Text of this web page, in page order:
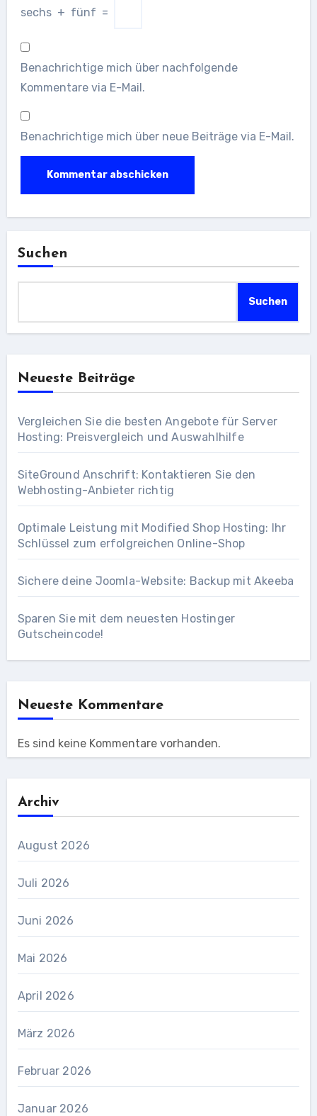
sechs + fünf =
Benachrichtige mich über nachfolgende
Kommentare via E-Mail.
Benachrichtige mich über neue Beiträge via E-Mail.
Suchen
Suchen
Neueste Beiträge
Vergleichen Sie die besten Angebote für Server
Hosting: Preisvergleich und Auswahlhilfe
SiteGround Anschrift: Kontaktieren Sie den
Webhosting-Anbieter richtig
Optimale Leistung mit Modified Shop Hosting: Ihr
Schlüssel zum erfolgreichen Online-Shop
Sichere deine Joomla-Website: Backup mit Akeeba
Sparen Sie mit dem neuesten Hostinger
Gutscheincode!
Neueste Kommentare
Es sind keine Kommentare vorhanden.
Archiv
August 2026
Juli 2026
Juni 2026
Mai 2026
April 2026
März 2026
Februar 2026
Januar 2026